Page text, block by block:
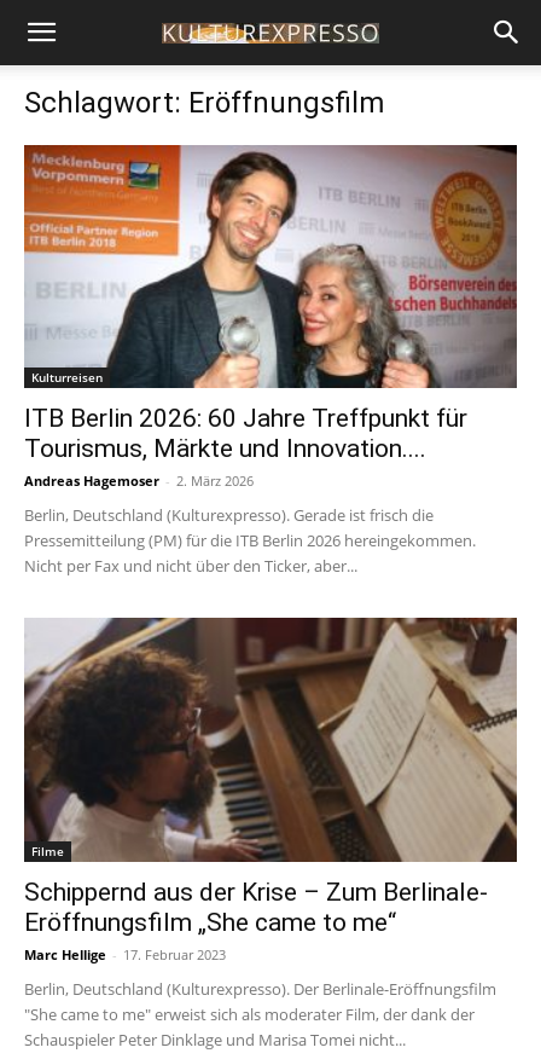
Schlagwort: Eröffnungsfilm
Kulturreisen
ITB Berlin 2026: 60 Jahre Treffpunkt für
Tourismus, Märkte und Innovation....
Andreas Hagemoser - 2. März 2026
Berlin, Deutschland (Kulturexpresso). Gerade ist frisch die
Pressemitteilung (PM) für die ITB Berlin 2026 hereingekommen.
Nicht per Fax und nicht über den Ticker, aber...
Filme
Schippernd aus der Krise – Zum Berlinale-
Eröffnungsfilm „She came to me“
Marc Hellige - 17. Februar 2023
Berlin, Deutschland (Kulturexpresso). Der Berlinale-Eröffnungsfilm
"She came to me" erweist sich als moderater Film, der dank der
Schauspieler Peter Dinklage und Marisa Tomei nicht...